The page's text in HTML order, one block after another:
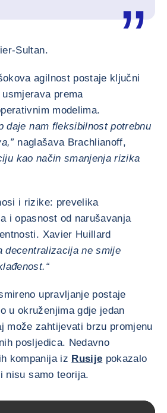
Sultan.
agilnost postaje ključni
prema
modelima.
daje nam fleksibilnost potrebnu
naglašava Brachlianoff,
kao način smanjenja rizika
i rizike: prevelika
i opasnost od narušavanja
Xavier Huillard
decentralizacija ne smije
upravljanje postaje
u okruženjima gdje jedan
može zahtijevati brzu promjenu
posljedica. Nedavno
kompanija iz Rusije pokazalo
nisu samo teorija.